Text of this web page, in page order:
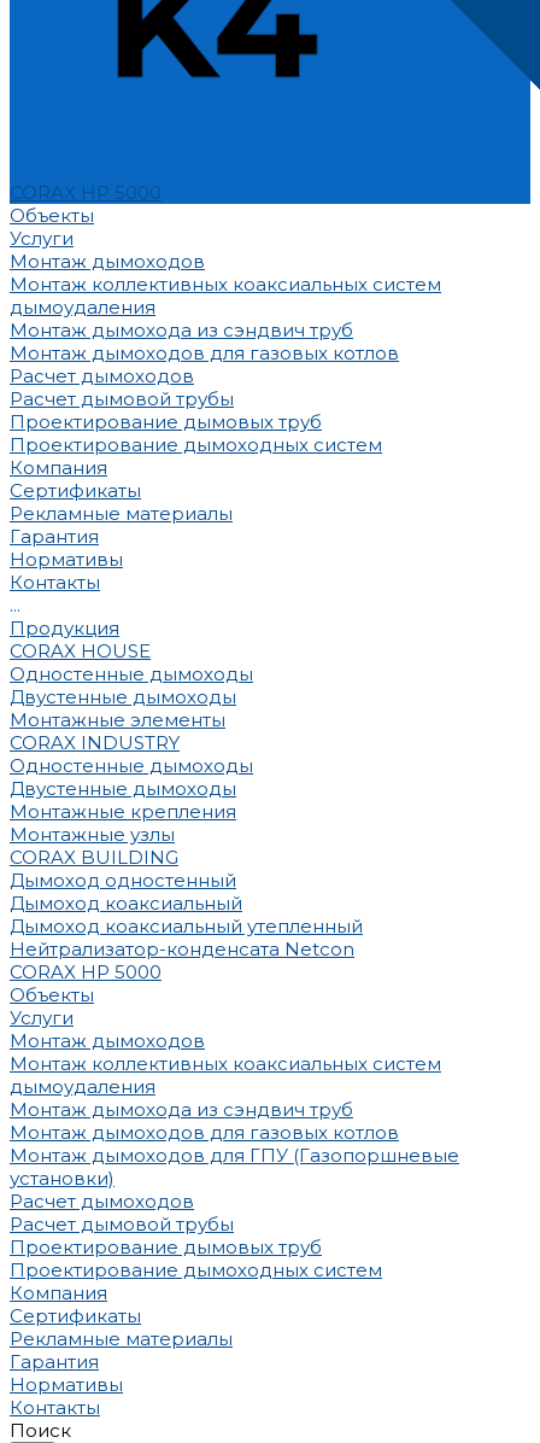
CORAX HP 5000
Объекты
Услуги
Монтаж дымоходов
Монтаж коллективных коаксиальных систем
дымоудаления
Монтаж дымохода из сэндвич труб
Монтаж дымоходов для газовых котлов
Расчет дымоходов
Расчет дымовой трубы
Проектирование дымовых труб
Проектирование дымоходных систем
Компания
Сертификаты
Рекламные материалы
Гарантия
Нормативы
Контакты
...
Продукция
CORAX HOUSE
Одностенные дымоходы
Двустенные дымоходы
Монтажные элементы
CORAX INDUSTRY
Одностенные дымоходы
Двустенные дымоходы
Монтажные крепления
Монтажные узлы
CORAX BUILDING
Дымоход одностенный
Дымоход коаксиальный
Дымоход коаксиальный утепленный
Нейтрализатор-конденсата Netcon
CORAX HP 5000
Объекты
Услуги
Монтаж дымоходов
Монтаж коллективных коаксиальных систем
дымоудаления
Монтаж дымохода из сэндвич труб
Монтаж дымоходов для газовых котлов
Монтаж дымоходов для ГПУ (Газопоршневые
установки)
Расчет дымоходов
Расчет дымовой трубы
Проектирование дымовых труб
Проектирование дымоходных систем
Компания
Сертификаты
Рекламные материалы
Гарантия
Нормативы
Контакты
Поиск